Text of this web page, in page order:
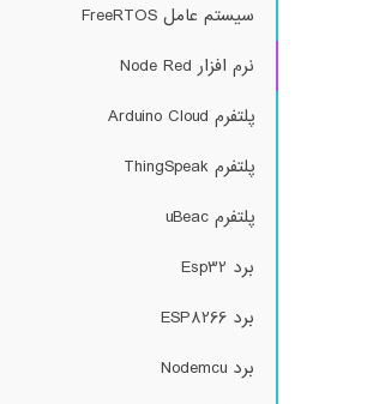
سیستم عامل FreeRTOS
نرم افزار Node Red
پلتفرم Arduino Cloud
پلتفرم ThingSpeak
پلتفرم uBeac
برد Esp32
برد ESP8266
برد Nodemcu